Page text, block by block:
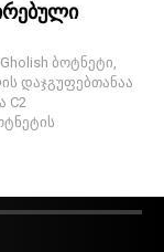
ბოტნეტი,
დაჯგუფებთანაა
C2